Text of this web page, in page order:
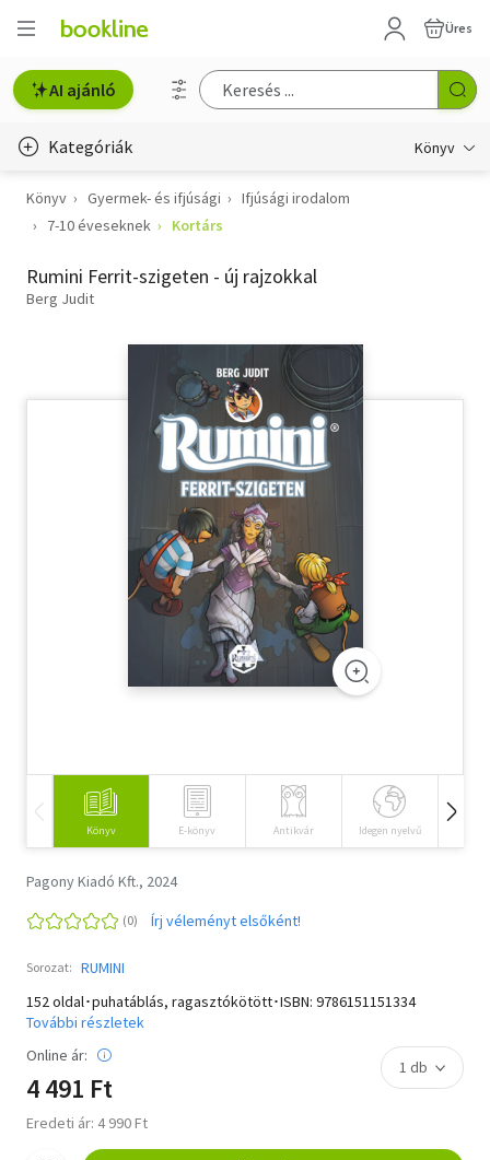
Üres
AI ajánló
Kategóriák Könyv
Életmód, egészség
Gyermek- és ifjúsági
Hobbi, szabadidő
Szótár, nyelvkönyv
Tankönyv, segédkönyv
Társadalomtudomány
Könyv Gyermek- és ifjúsági
Ifjúsági irodalom
7-10 éveseknek
Kortárs
Rumini Ferrit-szigeten - új rajzokkal
Berg Judit
Könyv E-könyv Antikvár Idegen nyelvű
Pagony Kiadó Kft., 2024
Írj véleményt elsőként!
Sorozat: RUMINI
152 oldal･puhatáblás, ragasztókötött･ISBN: 9786151151334
További részletek
Online ár:
4 491 Ft
Eredeti ár: 4 990 Ft